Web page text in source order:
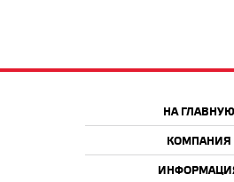
НА ГЛАВНУЮ
КОМПАНИЯ